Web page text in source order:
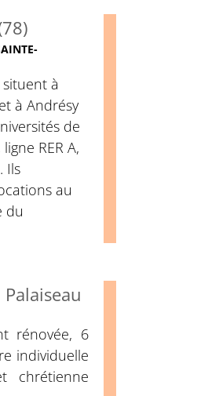
à
à Andrésy
de
RER A,
Ils
au
du
rénovée, 6
individuelle
chrétienne